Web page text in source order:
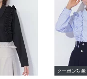
クーポン対象